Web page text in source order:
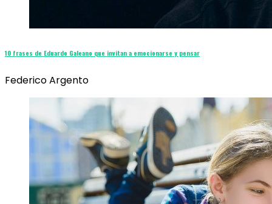
10 frases de Eduardo Galeano que invitan a emocionarse y pensar
Federico Argento